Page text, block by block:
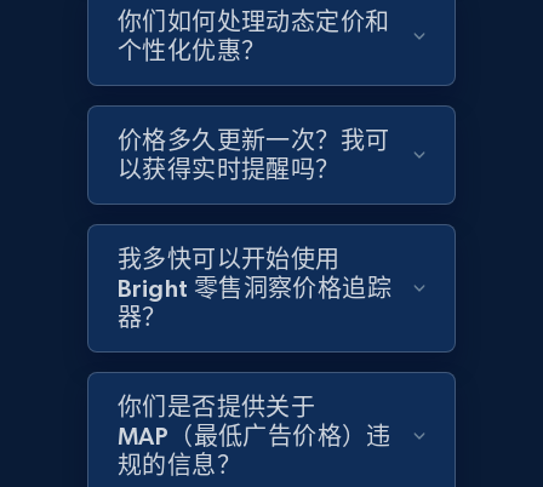
using specified keywords
URL, Domain, Country code, Model number,
Sku, Product id, Product name, Manufacturer,
and more.
2.1K+ 355+
Home Depot US - Discover products by
specified URL
URL, Domain, Country code, Model number,
Sku, Product id, Product name, Manufacturer,
and more.
2.1K+ 355+
你们如何处理动态定价和
个性化优惠？
价格多久更新一次？我可
以获得实时提醒吗？
我多快可以开始使用
Bright 零售洞察价格追踪
器？
你们是否提供关于
MAP（最低广告价格）违
规的信息？